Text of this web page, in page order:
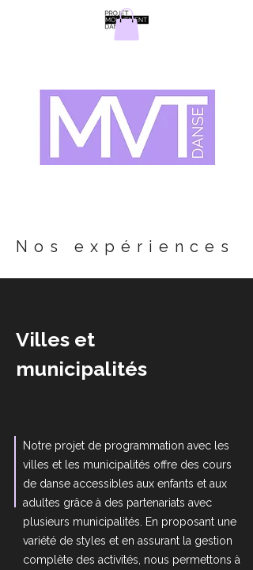
Projet Mouvement Danse
Nos expériences
Villes et
municipalités
Notre projet de programmation avec les
villes et les municipalités offre des cours
de danse accessibles aux enfants et aux
adultes grâce à des partenariats avec
plusieurs municipalités. En proposant une
variété de styles et en assurant la gestion
complète des activités, nous permettons à